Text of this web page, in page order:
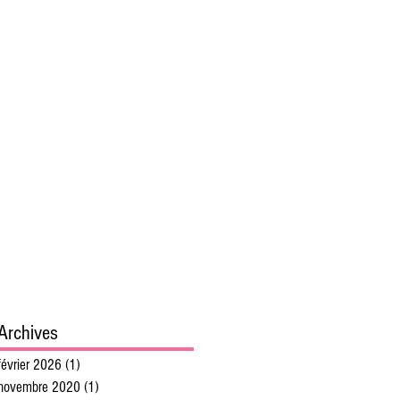
2026 (1)
2020 (1)